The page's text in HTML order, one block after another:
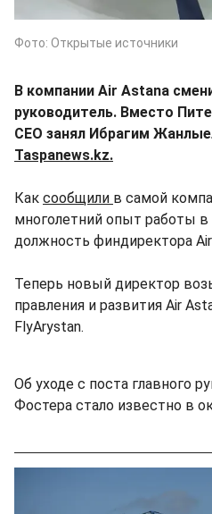
Фото: Открытые источники
В компании Air Astana
руководитель. Вместо
CEO занял Ибрагим
Taspanews.kz.
Как сообщили в самой
многолетний опыт работы
должность финдиректора Air
Теперь новый директор
правления и развития Air
FlyArystan.
Об уходе с поста главного
Фостера стало известно в